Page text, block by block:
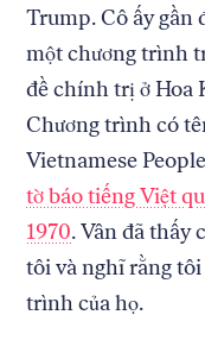
Trump. Cô ấy gần
một chương trình
đề chính trị ở Hoa
Chương trình có
Vietnamese
tờ báo tiếng Việt
1970. Vân đã thấy
tôi và nghĩ rằng
trình của họ.